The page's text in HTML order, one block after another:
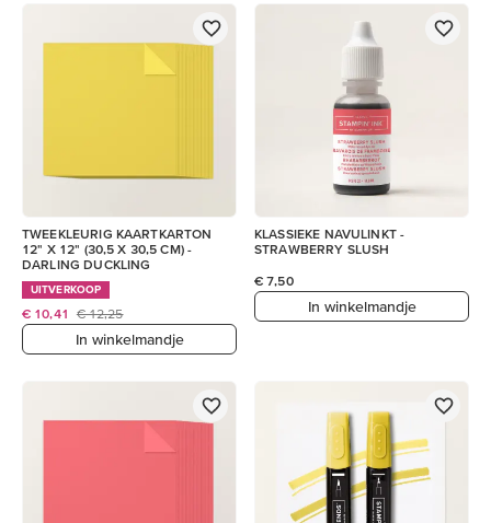
TWEEKLEURIG KAARTKARTON
12" X 12" (30,5 X 30,5 CM) -
DARLING DUCKLING
UITVERKOOP
€ 10,41 € 12,25
In winkelmandje
KLASSIEKE NAVULINKT -
STRAWBERRY SLUSH
€ 7,50
In winkelmandje